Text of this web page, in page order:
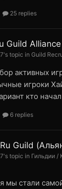
25 replies
Guild Alliance
topic in Guild
активных
игроки
кто начал
6 replies
Guild
topic in Гильдии /
мы стали